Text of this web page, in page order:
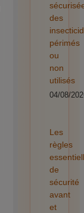
des
périmés
ou
non
utilisés
04/08/
Les
règles
de
sécurité
avant
et